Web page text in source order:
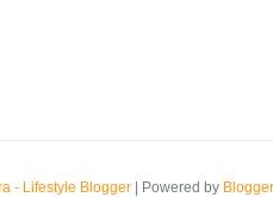
- Lifestyle Blogger | Powered by Blogger